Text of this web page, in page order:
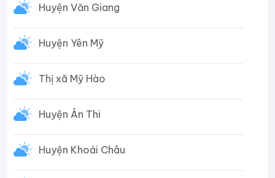
Huyện Văn Giang
Huyện Yên Mỹ
Thị xã Mỹ Hào
Huyện Ân Thi
Huyện Khoái Châu